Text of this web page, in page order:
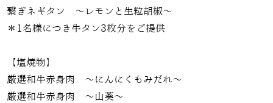
繋ぎネギタン ～レモンと生粒胡椒～
＊1名様につき牛タン3枚分をご提供
【塩焼物】
厳選和牛赤身肉 ～にんにくもみだれ〜
厳選和牛赤身肉 ～山葵～